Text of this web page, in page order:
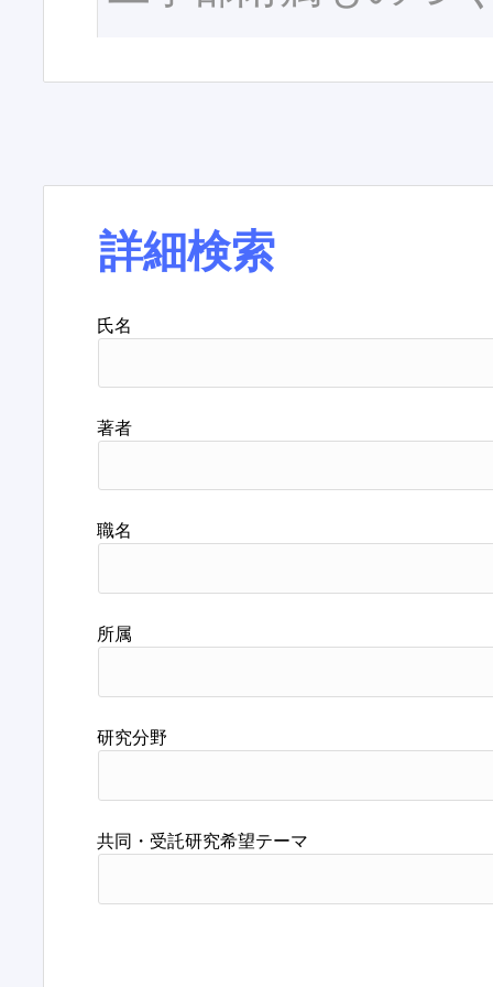
詳細検索
氏名
著者
職名
所属
研究分野
共同・受託研究希望テーマ